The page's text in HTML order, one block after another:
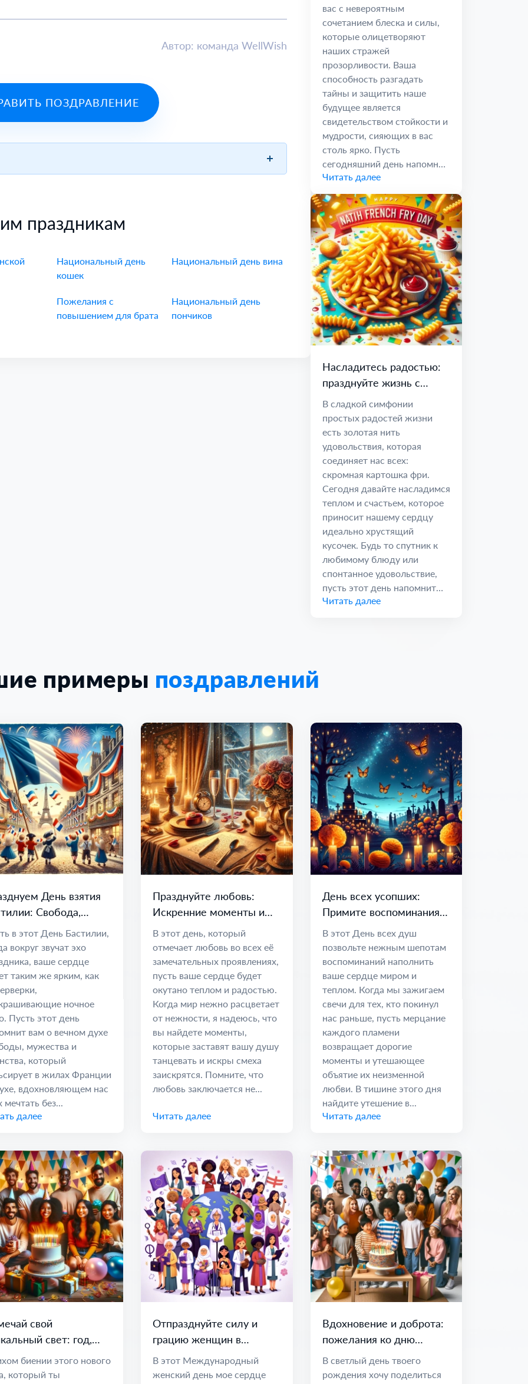
Автор: команда WellWish
ПОЗДРАВЛЕНИЕ
праздникам
Национальный день
кошек
Национальный день вина
Пожелания с
повышением для брата
Национальный день
пончиков
вас с невероятным
сочетанием блеска и силы,
которые олицетворяют
наших стражей
прозорливости. Ваша
способность разгадать
тайны и защитить наше
будущее является
свидетельством стойкости и
мудрости, сияющих в вас
столь ярко. Пусть
сегодняшний день напомнит
вам о том,...
Читать далее
Насладитесь радостью:
празднуйте жизнь с
идеально хрустящим
картофелем фри.
В сладкой симфонии
простых радостей жизни
есть золотая нить
удовольствия, которая
соединяет нас всех:
скромная картошка фри.
Сегодня давайте насладимся
теплом и счастьем, которое
приносит нашему сердцу
идеально хрустящий
кусочек. Будь то спутник к
любимому блюду или
спонтанное удовольствие,
пусть этот день напомнит
вам о...
Читать далее
примеры поздравлений
День взятия
Свобода,
и Надежда
в этот День Бастилии,
вокруг звучат эхо
ваше сердце
таким же ярким, как
ночное
Пусть этот день
вам о вечном духе
мужества и
который
в жилах Франции
вдохновляющем нас
мечтать без...
далее
Празднуйте любовь:
Искренние моменты и
дорогие связи
В этот день, который
отмечает любовь во всех её
замечательных проявлениях,
пусть ваше сердце будет
окутано теплом и радостью.
Когда мир нежно расцветает
от нежности, я надеюсь, что
вы найдете моменты,
которые заставят вашу душу
танцевать и искры смеха
заискрятся. Помните, что
любовь заключается не...
Читать далее
День всех усопших:
Примите воспоминания и
вечные узы
В этот День всех душ
позвольте нежным шепотам
воспоминаний наполнить
ваше сердце миром и
теплом. Когда мы зажигаем
свечи для тех, кто покинул
нас раньше, пусть мерцание
каждого пламени
возвращает дорогие
моменты и утешающее
объятие их неизменной
любви. В тишине этого дня
найдите утешение в...
Читать далее
свой
свет: год,
мечтаний и
биении этого нового
который ты
Отпразднуйте силу и
грацию женщин в
Международный
женский день
В этот Международный
женский день мое сердце
Вдохновение и доброта:
пожелания ко дню
рождения
В светлый день твоего
рождения хочу поделиться